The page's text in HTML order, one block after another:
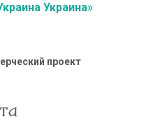
Украина»
проект